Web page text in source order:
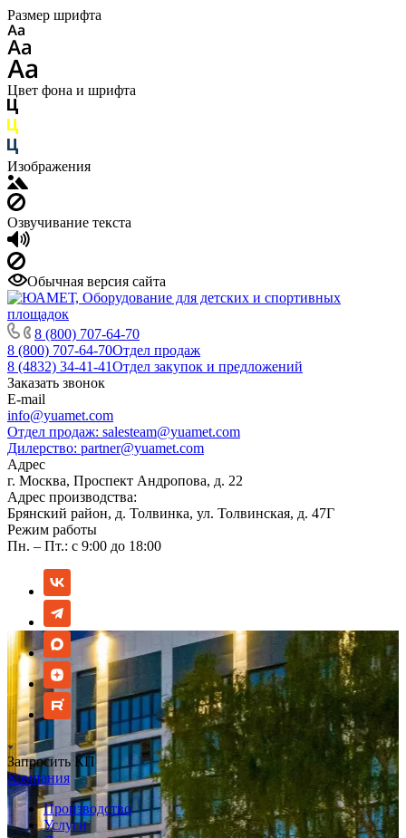
Размер шрифта
Цвет фона и шрифта
Изображения
Озвучивание текста
Обычная версия сайта
8 (800) 707-64-70
8 (800) 707-64-70Отдел продаж
8 (4832) 34-41-41Отдел закупок и предложений
Заказать звонок
E-mail
info@yuamet.com
Отдел продаж: salesteam@yuamet.com
Дилерство: partner@yuamet.com
Адрес
г. Москва, Проспект Андропова, д. 22
Адрес производства:
Брянский район, д. Толвинка, ул. Толвинская, д. 47Г
Режим работы
Пн. – Пт.: с 9:00 до 18:00
Запросить КП
Компания
Производство
Услуги